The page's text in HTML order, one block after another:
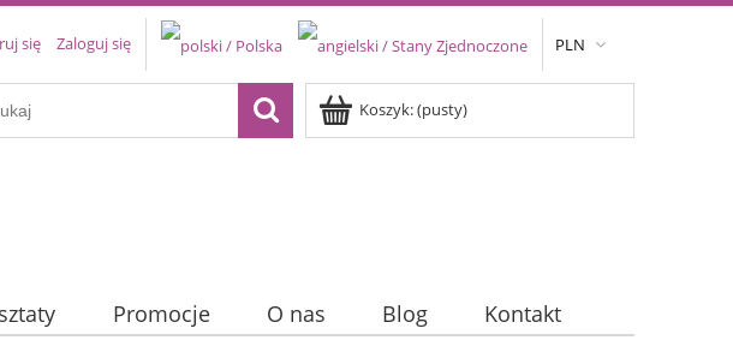
PLN
się Zaloguj się
Koszyk:(pusty)
Promocje O nas Blog Kontakt